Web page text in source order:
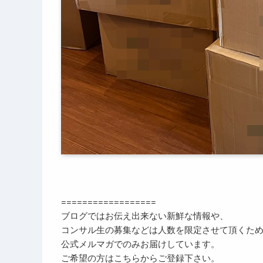
==================
ブログではお伝え出来ない新鮮な情報や、
コンサル生の募集などは人数を限定させて頂くため
公式メルマガでのみお届けしています。
ご希望の方はこちらからご登録下さい。